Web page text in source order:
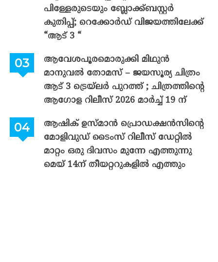
പിള്ളേരുടെയും ബ്ലോക്ക്ബസ്റ്റർ
കുതിപ്പ്; റെക്കോർഡ് വിജയത്തിലേക്ക്
“ആട് 3 “
ആവേശപൂരമൊരുക്കി മിഥുൻ
മാനുവൽ തോമസ് – ജയസൂര്യ ചിത്രം
ആട് 3 ട്രെയ്‌ലർ പുറത്ത് ; ചിത്രത്തിന്റെ
ആഗോള റിലീസ് 2026 മാർച്ച് 19 ന്
ആഷിക് ഉസ്മാൻ പ്രൊഡക്ഷൻസിന്റെ
മോളിവുഡ് ടൈംസ് റിലീസ് ഡേറ്റിൽ
മാറ്റം ഒരു ദിവസം മുന്നേ എത്തുന്നു
മെയ് 14ന് തീയറ്ററുകളിൽ എത്തും